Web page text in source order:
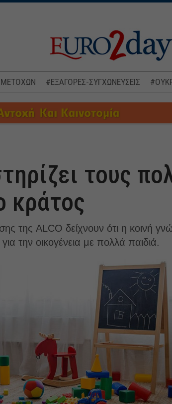
ΜΕΤΟΧΩΝ #ΕΞΑΓΟΡΕΣ-ΣΥΓΧΩΝΕΥΣΕΙΣ
τους
κράτος
της ALCO δείχνουν ότι η κοινή
την οικογένεια με πολλά παιδιά.